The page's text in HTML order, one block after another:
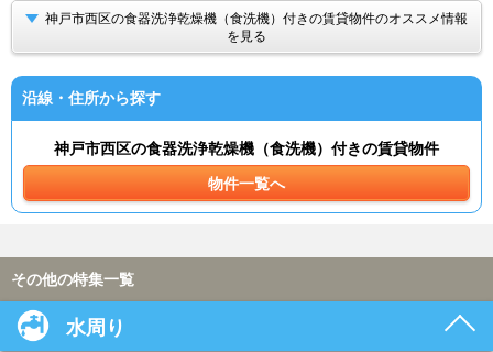
神戸市西区の食器洗浄乾燥機（食洗機）付きの賃貸物件のオススメ情報
を見る
沿線・住所から探す
神戸市西区の食器洗浄乾燥機（食洗機）付きの賃貸物件
物件一覧へ
その他の特集一覧
水周り